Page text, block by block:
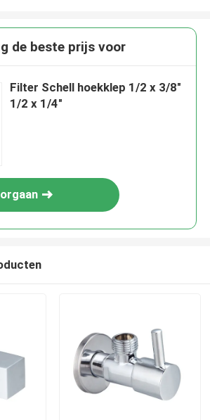
de beste prijs voor
Filter Schell hoekklep 1/2 x 3/8"
1/2 x 1/4"